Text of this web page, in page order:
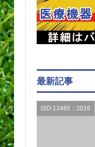
最新記事
ISO-13485：2016